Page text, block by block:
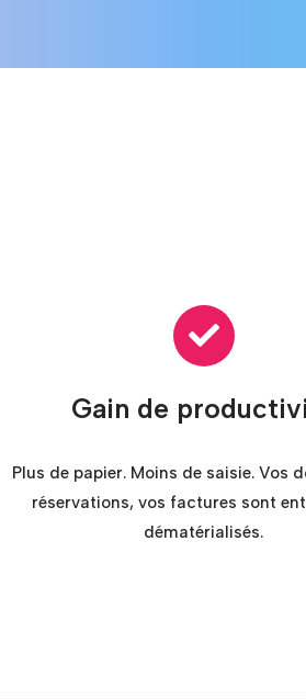
Gain de
Plus de papier. Moins de saisie. Vos
réservations, vos factures sont
dématérialisés.